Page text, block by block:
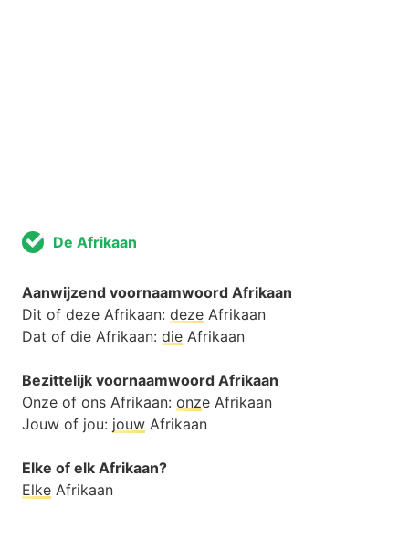
De Afrikaan
Aanwijzend voornaamwoord Afrikaan
Dit of deze Afrikaan: deze Afrikaan
Dat of die Afrikaan: die Afrikaan
Bezittelijk voornaamwoord Afrikaan
Onze of ons Afrikaan: onze Afrikaan
Jouw of jou: jouw Afrikaan
Elke of elk Afrikaan?
Elke Afrikaan